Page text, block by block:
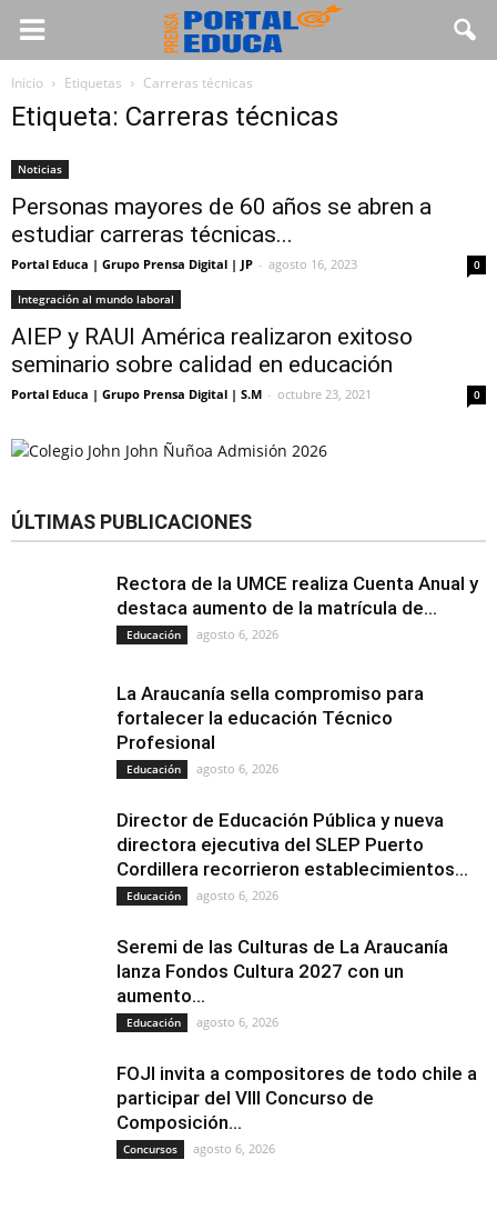
Inicio Etiquetas Carreras técnicas
Etiqueta: Carreras técnicas
Noticias
Personas mayores de 60 años se abren a
estudiar carreras técnicas...
Portal Educa | Grupo Prensa Digital | JP - agosto 16, 2023 0
Integración al mundo laboral
AIEP y RAUI América realizaron exitoso
seminario sobre calidad en educación
Portal Educa | Grupo Prensa Digital | S.M - octubre 23, 2021 0
ÚLTIMAS PUBLICACIONES
Rectora de la UMCE realiza Cuenta Anual y
destaca aumento de la matrícula de...
Educación agosto 6, 2026
La Araucanía sella compromiso para
fortalecer la educación Técnico
Profesional
Educación agosto 6, 2026
Director de Educación Pública y nueva
directora ejecutiva del SLEP Puerto
Cordillera recorrieron establecimientos...
Educación agosto 6, 2026
Seremi de las Culturas de La Araucanía
lanza Fondos Cultura 2027 con un
aumento...
Educación agosto 6, 2026
FOJI invita a compositores de todo chile a
participar del VIII Concurso de
Composición...
Concursos agosto 6, 2026